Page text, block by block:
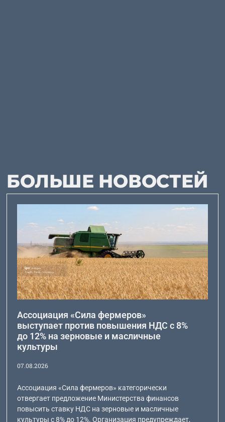
БОЛЬШЕ НОВОСТЕЙ
Ассоциация «Сила фермеров»
выступает против повышения НДС с 8%
до 12% на зерновые и масличные
культуры
07.08.2026
Ассоциация «Сила фермеров» категорически
отвергает предложение Министерства финансов
повысить ставку НДС на зерновые и масличные
культуры с 8% до 12%. Организация предупреждает,